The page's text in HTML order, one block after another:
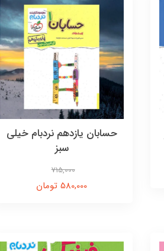
حسابان یازدهم نردبام خیلی
سبز
715,000
580,000 تومان